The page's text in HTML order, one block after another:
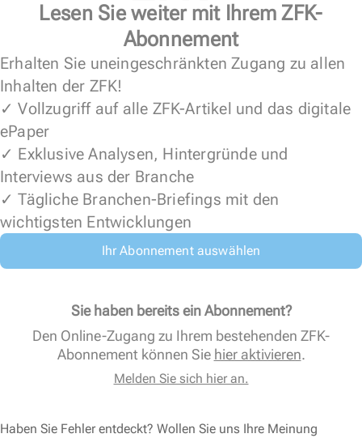
Lesen Sie weiter mit Ihrem ZFK-
Abonnement
Erhalten Sie uneingeschränkten Zugang zu allen
Inhalten der ZFK!
✓ Vollzugriff auf alle ZFK-Artikel und das digitale
ePaper
✓ Exklusive Analysen, Hintergründe und
Interviews aus der Branche
✓ Tägliche Branchen-Briefings mit den
wichtigsten Entwicklungen
Ihr Abonnement auswählen
Sie haben bereits ein Abonnement?
Den Online-Zugang zu Ihrem bestehenden ZFK-
Abonnement können Sie hier aktivieren.
Melden Sie sich hier an.
Haben Sie Fehler entdeckt? Wollen Sie uns Ihre Meinung